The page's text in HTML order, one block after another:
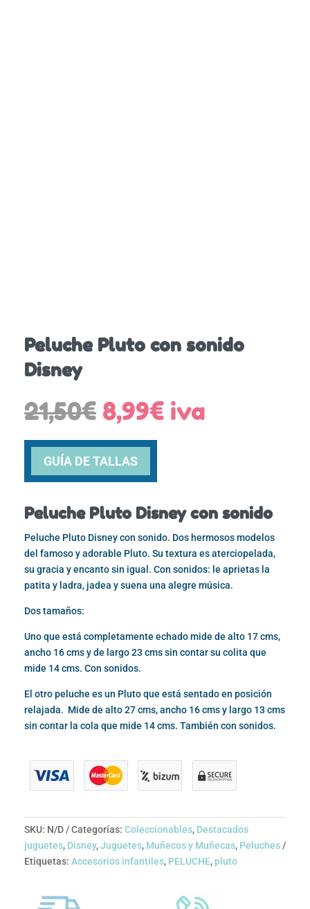
Peluche Pluto con sonido
Disney
21,50€ El
precio
original
era:
21,50€.
8,99€El
precio
iva
GUÍA DE TALLAS
Peluche Pluto Disney con sonido
Peluche Pluto Disney con sonido. Dos hermosos modelos
del famoso y adorable Pluto. Su textura es aterciopelada,
su gracia y encanto sin igual. Con sonidos: le aprietas la
patita y ladra, jadea y suena una alegre música.
Dos tamaños:
Uno que está completamente echado mide de alto 17 cms,
ancho 16 cms y de largo 23 cms sin contar su colita que
mide 14 cms. Con sonidos.
El otro peluche es un Pluto que está sentado en posición
relajada. Mide de alto 27 cms, ancho 16 cms y largo 13 cms
sin contar la cola que mide 14 cms. También con sonidos.
SKU: N/D Categorías: Coleccionables, Destacados
juguetes, Disney,Juguetes, Muñecos y Muñecas, Peluches
Etiquetas: Accesorios infantiles, PELUCHE, pluto